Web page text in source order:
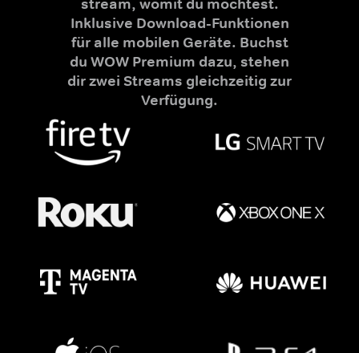
Inklusive Download-Funktionen
für alle mobilen Geräte. Buchst
du WOW Premium dazu, stehen
dir zwei Streams gleichzeitig zur
Verfügung.